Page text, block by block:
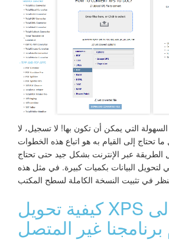
التي يمكن أن تكون بها! لا تسجيل، لا
تحتاج إلى القيام به هو اتباع هذه الخطوات
الطريقة عبر الإنترنت بشكل جيد حتى تحتاج
لتحويل البيانات بكميات كبيرة. في مثل هذه
كيفية تحويل XPS إلى Doc
غير المتصل